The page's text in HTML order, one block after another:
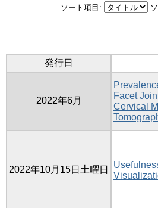
ソート項目:
発行日
2022年6月
Facet
Cervical
2022年10月15日土曜日